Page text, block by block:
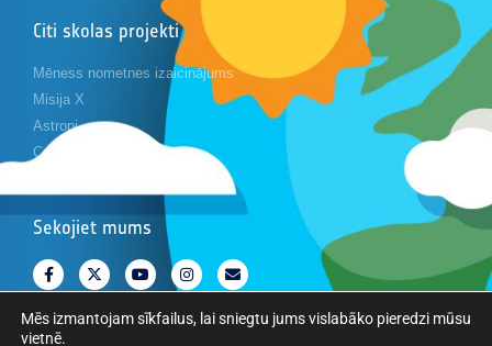
Citi skolas projekti
Mēness nometnes izaicinājums
Misija X
Astropi
Cansat
Sekojiet mums
Mēs izmantojam sīkfailus, lai sniegtu jums vislabāko pieredzi mūsu
vietnē.